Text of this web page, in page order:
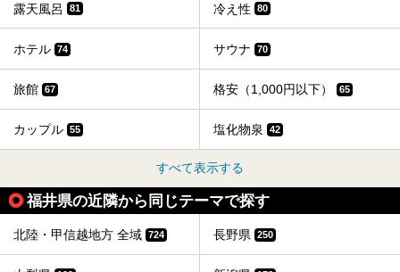
露天風呂 81 冷え性 80
ホテル 74 サウナ 70
旅館 67 格安（1,000円以下） 65
カップル 55 塩化物泉 42
すべて表示する
福井県の近隣から同じテーマで探す
北陸・甲信越地方 全域 724 長野県 250